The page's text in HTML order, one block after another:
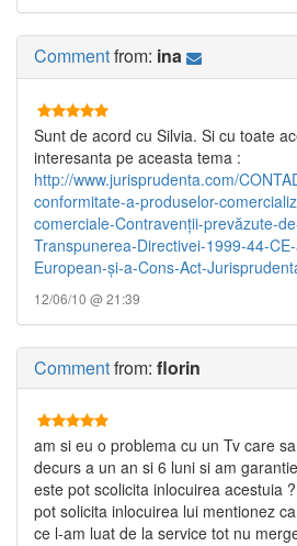
Commentfrom: ina
Sunt de acord cu Silvia. Si cu toate
interesanta pe aceasta tema :
http://www.jurisprudenta.com/
conformitate-a-produselor-
comerciale-Contravenţii-prevăzute-
Transpunerea-Directivei-1999-44-
European-şi-a-Cons-Act-
12/06/10 @ 21:39
Commentfrom: florin
am si eu o problema cu un Tv care
decurs a un an si 6 luni si am
este pot scolicita inlocuirea acestuia
pot solicita inlocuirea lui mentionez
ce l-am luat de la service tot nu